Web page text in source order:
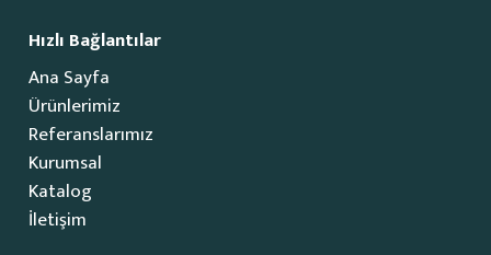
Hızlı Bağlantılar
Ana Sayfa
Ürünlerimiz
Referanslarımız
Kurumsal
Katalog
İletişim